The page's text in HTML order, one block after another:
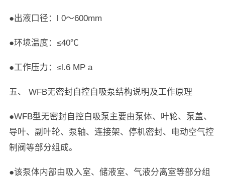
●出液口径：l 0～600mm
●环境温度：≤40℃
●工作压力：≤l.6 MP a
五、 WFB无密封自控自吸泵结构说明及工作原理
●WFB型无密封自控白吸泵主要由泵体、叶轮、泵盖、
导叶、副叶轮、泵轴、连接架、停机密封、电动空气控
制阀等部分组成。
●该泵体内部由吸入室、储液室、气液分离室等部分组